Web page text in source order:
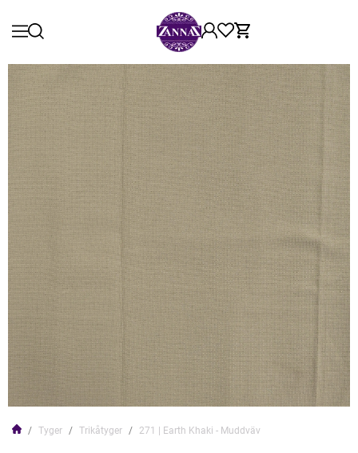
Tyger Trikåtyger 271 | Earth Khaki - Muddväv